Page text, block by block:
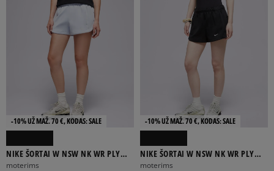
-10% UŽ MAŽ. 70 €, KODAS: SALE
NIKE ŠORTAI W NSW NK WR PLY
KNT MR 2" SHRT
moterims
-10% UŽ MAŽ. 70 €, KODAS: SALE
NIKE ŠORTAI W NSW NK WR PLY
KNT MR 2" SHRT
moterims